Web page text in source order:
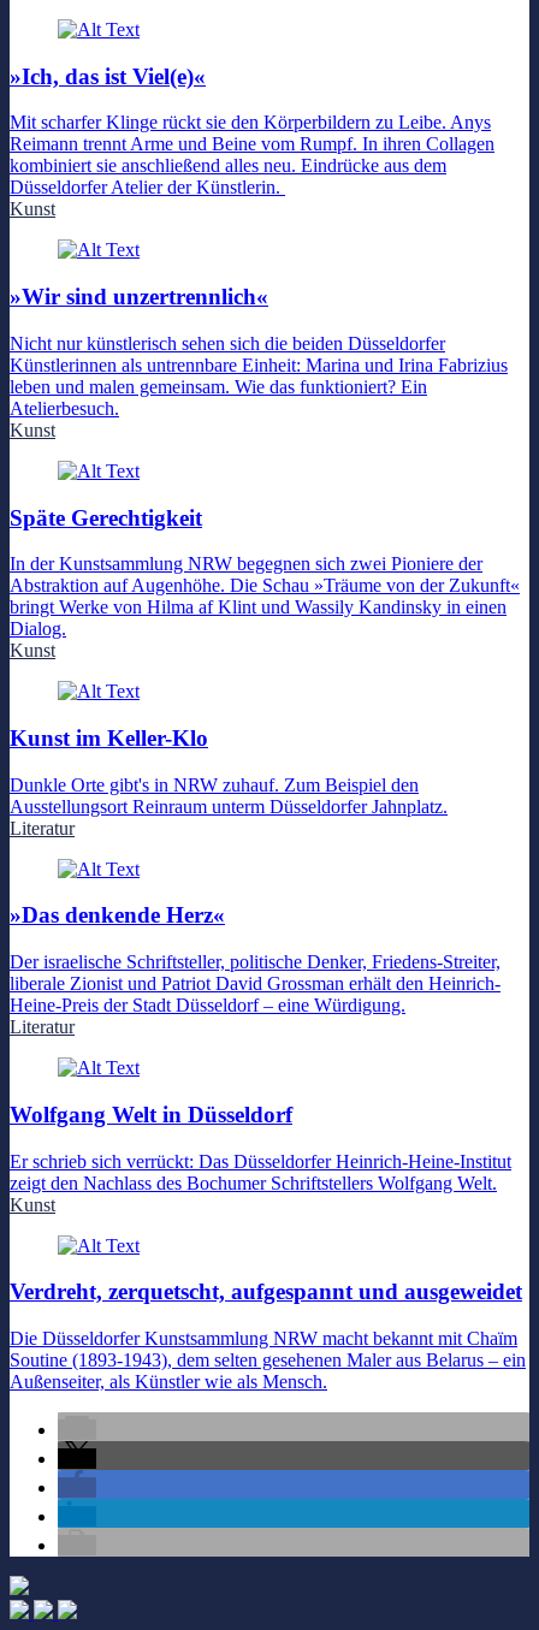
»Ich, das ist Viel(e)«
Mit scharfer Klinge rückt sie den Körperbildern zu Leibe. Anys
Reimann trennt Arme und Beine vom Rumpf. In ihren Collagen
kombiniert sie anschließend alles neu. Eindrücke aus dem
Düsseldorfer Atelier der Künstlerin.
Kunst
»Wir sind unzertrennlich«
Nicht nur künstlerisch sehen sich die beiden Düsseldorfer
Künstlerinnen als untrennbare Einheit: Marina und Irina Fabrizius
leben und malen gemeinsam. Wie das funktioniert? Ein
Atelierbesuch.
Kunst
Späte Gerechtigkeit
In der Kunstsammlung NRW begegnen sich zwei Pioniere der
Abstraktion auf Augenhöhe. Die Schau »Träume von der Zukunft«
bringt Werke von Hilma af Klint und Wassily Kandinsky in einen
Dialog.
Kunst
Kunst im Keller-Klo
Dunkle Orte gibt's in NRW zuhauf. Zum Beispiel den
Ausstellungsort Reinraum unterm Düsseldorfer Jahnplatz.
Literatur
»Das denkende Herz«
Der israelische Schriftsteller, politische Denker, Friedens-Streiter,
liberale Zionist und Patriot David Grossman erhält den Heinrich-
Heine-Preis der Stadt Düsseldorf – eine Würdigung.
Literatur
Wolfgang Welt in Düsseldorf
Er schrieb sich verrückt: Das Düsseldorfer Heinrich-Heine-Institut
zeigt den Nachlass des Bochumer Schriftstellers Wolfgang Welt.
Kunst
Verdreht, zerquetscht, aufgespannt und ausgeweidet
Die Düsseldorfer Kunstsammlung NRW macht bekannt mit Chaïm
Soutine (1893-1943), dem selten gesehenen Maler aus Belarus – ein
Außenseiter, als Künstler wie als Mensch.